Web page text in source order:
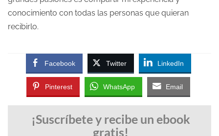
conocimiento con todas las personas que quieran
recibirlo.
Facebook Twitter LinkedIn
Pinterest WhatsApp Email